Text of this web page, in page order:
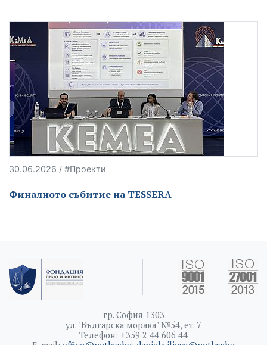
30.06.2026 / #Проекти
Финалното събитие на TESSERA
гр. София 1303
ул. "Българска морава" №54, ет. 7
Телефон: +359 2 44 606 44